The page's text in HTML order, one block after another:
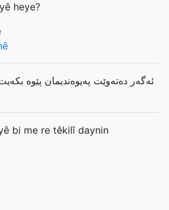
heye?
ئەگەر دەتەوێت پەیوەندیمان پێوە
bi me re têkilî daynin